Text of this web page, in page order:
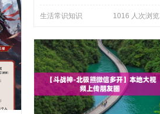
生活常识知识 1016 人次浏览